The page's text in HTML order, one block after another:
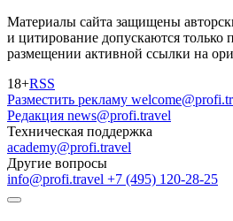
Материалы сайта защищены
и цитирование допускаются только
размещении активной ссылки на
18+RSS
Разместить рекламу
Редакция news@profi.travel
Техническая поддержка
academy@profi.travel
Другие вопросы
info@profi.travel +7 (495) 120-28-25